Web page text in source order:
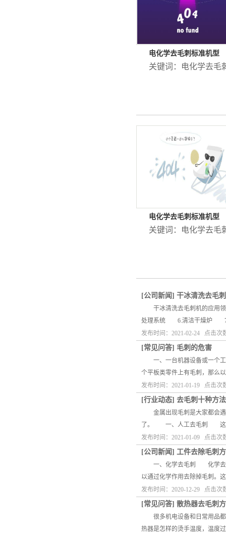
电化学去毛刺标准机型
关键词： 电化学去毛
电化学去毛刺标准机型
关键词： 电化学去毛
[公司新闻] 干冰清洗去毛
干冰清洗去毛刺机的应用
处理系统 6.清洁干燥炉 7.
发布时间：2021-02-24 点击次
[常见问答] 毛刺的危害
一、一台机器设备或一个工
个平板类零件上有毛刺，那么
发布时间：2021-01-19 点击次
[行业动态] 去毛刺十种方
金属出现毛刺是大家都会遇
了。 一、人工去毛刺 这是
发布时间：2021-01-09 点击次
[公司新闻] 工件去除毛刺
一、化学去毛刺 化学去毛刺
以通过化学作用去除掉毛刺
发布时间：2020-12-29 点击次
[常见问答] 散热器去毛刺
很多机电设备和日常用品都
热器是怎样的烫手温度，温